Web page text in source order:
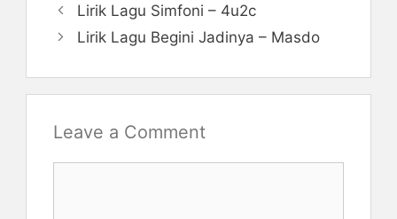
Lirik Lagu Simfoni – 4u2c
Lirik Lagu Begini Jadinya – Masdo
Leave a Comment